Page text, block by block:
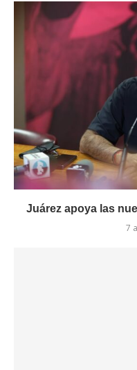
Juárez apoya las
7